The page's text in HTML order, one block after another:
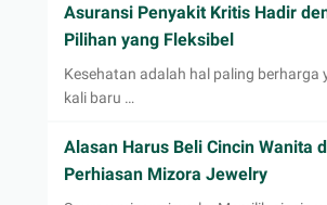
Asuransi Penyakit Kritis Hadir
Pilihan yang Fleksibel
Kesehatan adalah hal paling berharga
kali baru …
Alasan Harus Beli Cincin Wanita
Perhiasan Mizora Jewelry